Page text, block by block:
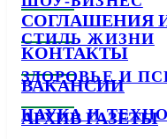
СТИЛЬ ЖИЗНИ
ЗДОРОВЬЕ И
НАУКА И
СОГЛАШЕНИЯ
КОНТАКТЫ
ВАКАНСИИ
АРХИВ ГАЗЕТЫ